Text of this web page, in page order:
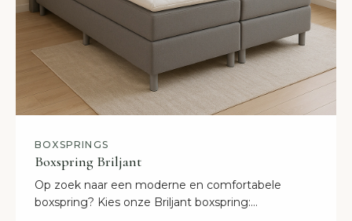
BOXSPRINGS
Boxspring Briljant
Op zoek naar een moderne en comfortabele
boxspring? Kies onze Briljant boxspring: